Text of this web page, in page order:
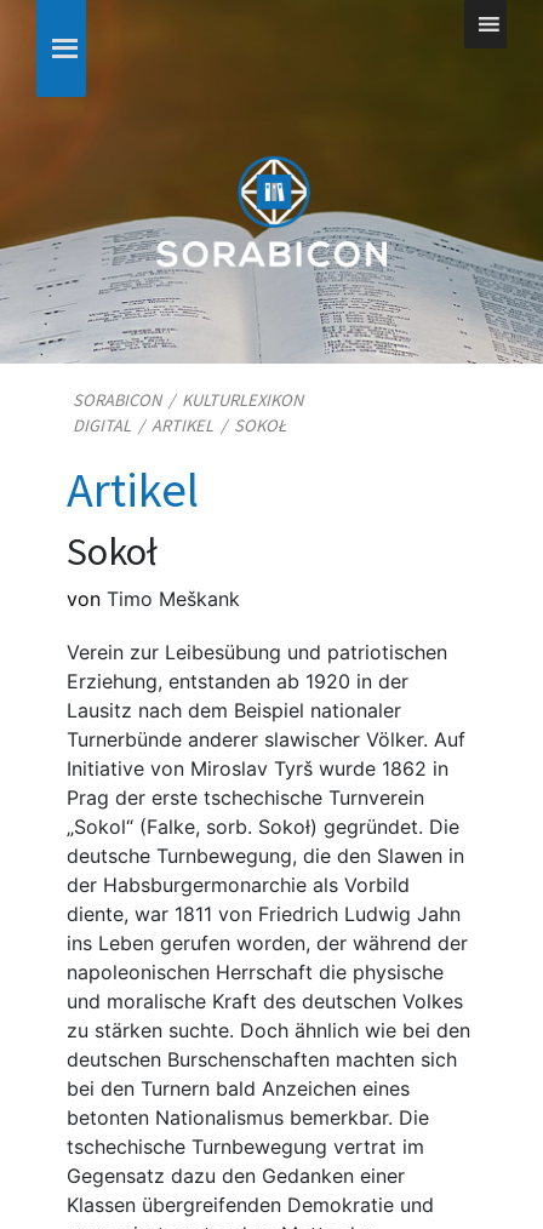
SORABICON/ KULTURLEXIKON
DIGITAL / ARTIKEL / SOKOŁ
Artikel
Sokoł